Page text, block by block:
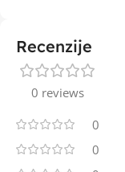
Recenzije
0 reviews
0
0